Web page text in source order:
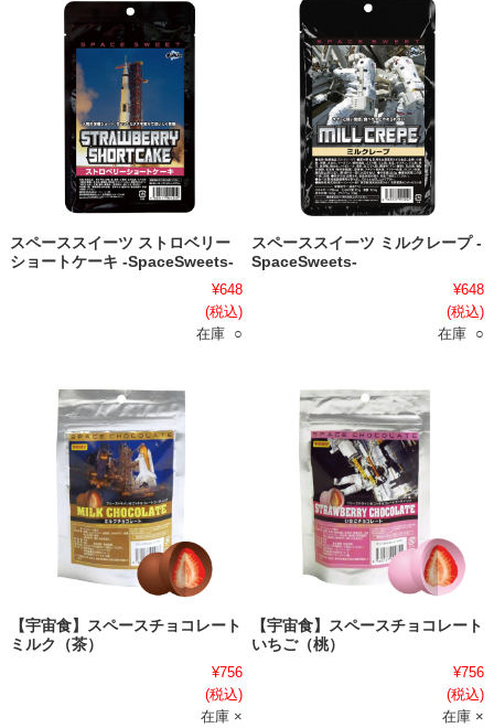
スペーススイーツ ストロベリー
ショートケーキ -SpaceSweets-
¥648
(税込)
在庫 ○
スペーススイーツ ミルクレープ -
SpaceSweets-
¥648
(税込)
在庫 ○
【宇宙食】スペースチョコレート
ミルク（茶）
¥756
(税込)
在庫 ×
【宇宙食】スペースチョコレート
いちご（桃）
¥756
(税込)
在庫 ×